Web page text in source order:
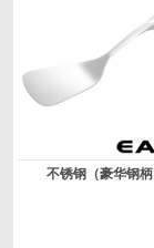
不锈钢（豪华钢